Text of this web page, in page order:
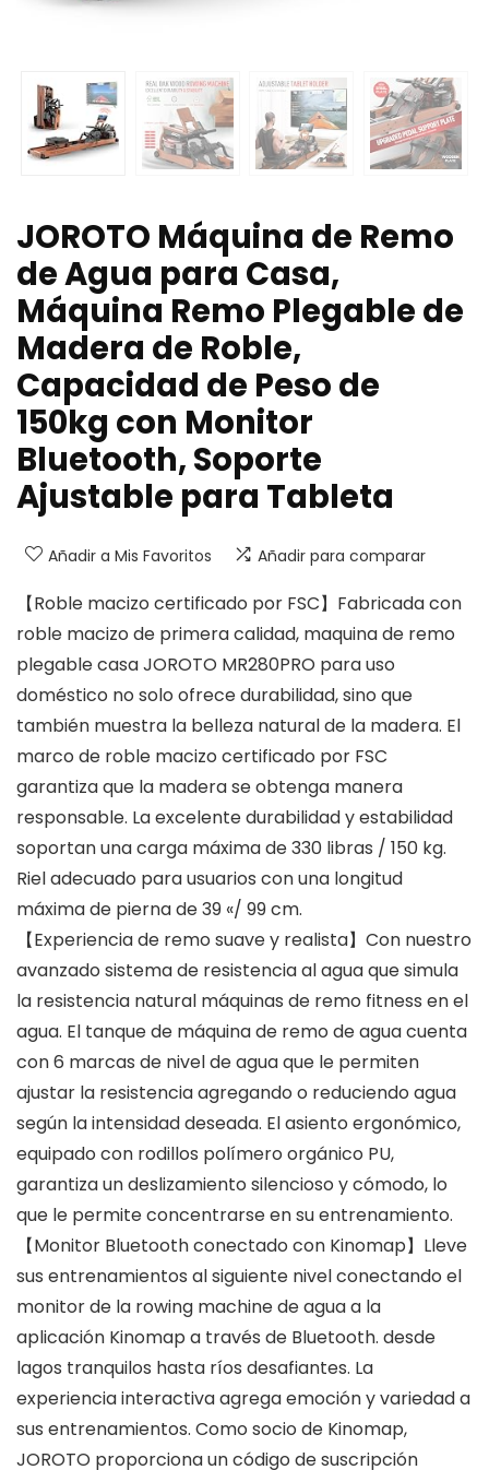
JOROTO Máquina de Remo
de Agua para Casa,
Máquina Remo Plegable de
Madera de Roble,
Capacidad de Peso de
150kg con Monitor
Bluetooth, Soporte
Ajustable para Tableta
Añadir a Mis Favoritos Añadir para comparar
【Roble macizo certificado por FSC】Fabricada con
roble macizo de primera calidad, maquina de remo
plegable casa JOROTO MR280PRO para uso
doméstico no solo ofrece durabilidad, sino que
también muestra la belleza natural de la madera. El
marco de roble macizo certificado por FSC
garantiza que la madera se obtenga manera
responsable. La excelente durabilidad y estabilidad
soportan una carga máxima de 330 libras / 150 kg.
Riel adecuado para usuarios con una longitud
máxima de pierna de 39 «/ 99 cm.
【Experiencia de remo suave y realista】Con nuestro
avanzado sistema de resistencia al agua que simula
la resistencia natural máquinas de remo fitness en el
agua. El tanque de máquina de remo de agua cuenta
con 6 marcas de nivel de agua que le permiten
ajustar la resistencia agregando o reduciendo agua
según la intensidad deseada. El asiento ergonómico,
equipado con rodillos polímero orgánico PU,
garantiza un deslizamiento silencioso y cómodo, lo
que le permite concentrarse en su entrenamiento.
【Monitor Bluetooth conectado con Kinomap】Lleve
sus entrenamientos al siguiente nivel conectando el
monitor de la rowing machine de agua a la
aplicación Kinomap a través de Bluetooth. desde
lagos tranquilos hasta ríos desafiantes. La
experiencia interactiva agrega emoción y variedad a
sus entrenamientos. Como socio de Kinomap,
JOROTO proporciona un código de suscripción